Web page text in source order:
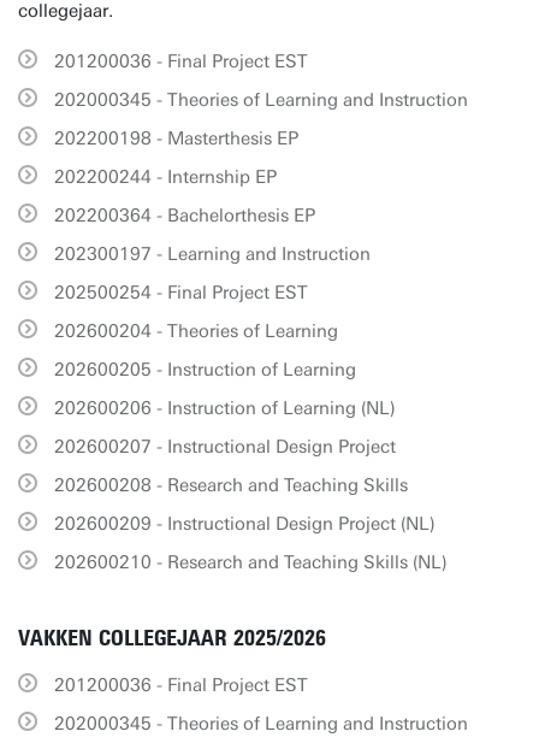
collegejaar.
201200036 - Final Project EST
202000345 - Theories of Learning and Instruction
202200198 - Masterthesis EP
202200244 - Internship EP
202200364 - Bachelorthesis EP
202300197 - Learning and Instruction
202500254 - Final Project EST
202600204 - Theories of Learning
202600205 - Instruction of Learning
202600206 - Instruction of Learning (NL)
202600207 - Instructional Design Project
202600208 - Research and Teaching Skills
202600209 - Instructional Design Project (NL)
202600210 - Research and Teaching Skills (NL)
VAKKEN COLLEGEJAAR 2025/2026
201200036 - Final Project EST
202000345 - Theories of Learning and Instruction